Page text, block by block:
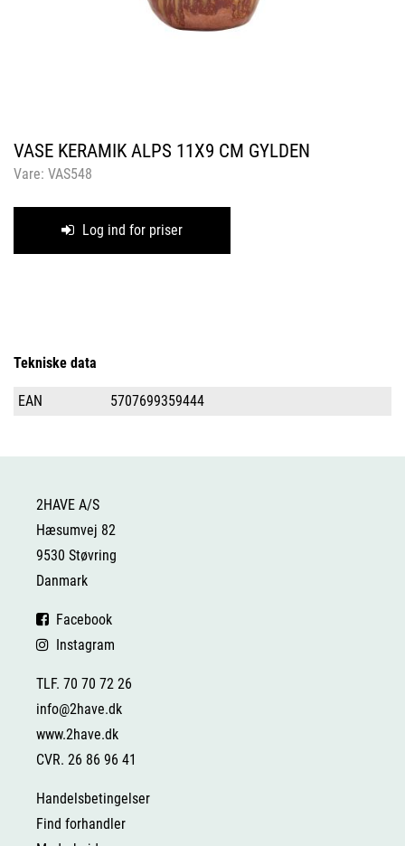
VASE KERAMIK ALPS 11X9 CM GYLDEN
Vare: VAS548
Log ind for priser
Tekniske data
EAN 5707699359444
2HAVE A/S
Hæsumvej 82
9530 Støvring
Danmark
Facebook
Instagram
TLF. 70 70 72 26
info@2have.dk
www.2have.dk
CVR. 26 86 96 41
Handelsbetingelser
Find forhandler